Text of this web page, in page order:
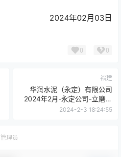
2024年02月03日
0 0
福建
华润水泥（永定）有限公司
2024年2月-永定公司-立磨刮
料腔刮板架总成外委加工-公开
2024-2-3 18:24:55
管理员